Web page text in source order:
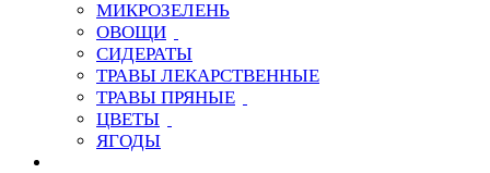
МИКРОЗЕЛЕНЬ
ОВОЩИ
СИДЕРАТЫ
ТРАВЫ ЛЕКАРСТВЕННЫЕ
ТРАВЫ ПРЯНЫЕ
ЦВЕТЫ
ЯГОДЫ